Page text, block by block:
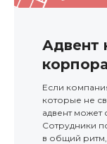
Адвент
Если
которые не
адвент может
Сотрудники
в общий ритм,